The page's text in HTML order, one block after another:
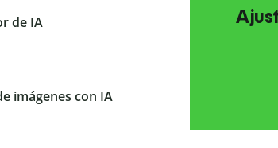
de IA
imágenes con IA